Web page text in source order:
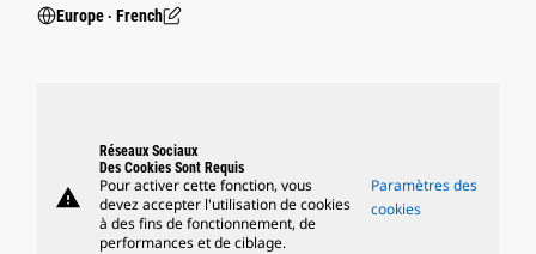
Europe ‧ French
warning
Réseaux Sociaux
Des Cookies Sont Requis
Pour activer cette fonction, vous
devez accepter l'utilisation de cookies
à des fins de fonctionnement, de
performances et de ciblage.
Paramètres des
cookies